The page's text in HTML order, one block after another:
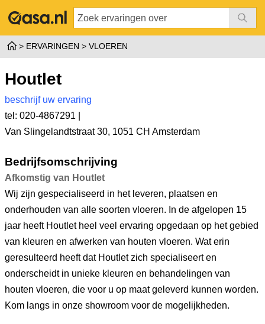
ERVARINGEN VLOEREN
Houtlet
beschrijf uw ervaring
tel: 020-4867291 |
Van Slingelandtstraat 30, 1051 CH Amsterdam
Bedrijfsomschrijving
Afkomstig van Houtlet
Wij zijn gespecialiseerd in het leveren, plaatsen en
onderhouden van alle soorten vloeren. In de afgelopen 15
jaar heeft Houtlet heel veel ervaring opgedaan op het gebied
van kleuren en afwerken van houten vloeren. Wat erin
geresulteerd heeft dat Houtlet zich specialiseert en
onderscheidt in unieke kleuren en behandelingen van
houten vloeren, die voor u op maat geleverd kunnen worden.
Kom langs in onze showroom voor de mogelijkheden.